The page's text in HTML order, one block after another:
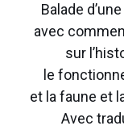
Balade
avec
sur
le
et la faune et
Avec